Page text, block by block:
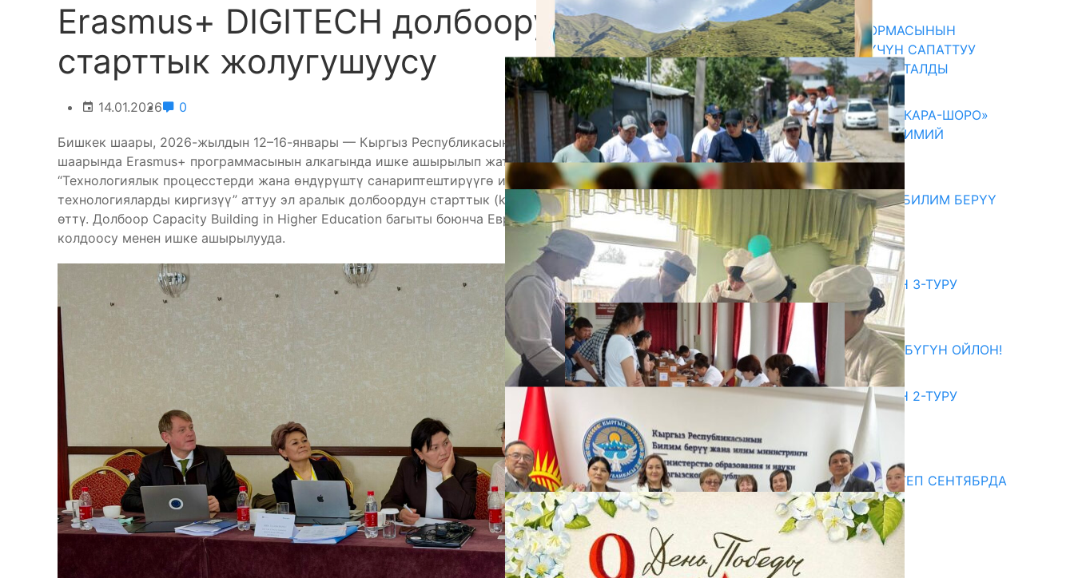
Erasmus+ DIGITECH долбоорунун
старттык жолугушуусу
14.01.2026 0
Бишкек шаары, 2026-жылдын 12–16-январы — Кыргыз Республикасынын борбору Бишкек
шаарында Erasmus+ программасынын алкагында ишке ашырылып жаткан DIGITECH –
“Технологиялык процесстерди жана өндүрүштү санариптештирүүгө инновациялык
технологияларды киргизүү” аттуу эл аралык долбоордун старттык (kick-off) жолугушуусу болуп
өттү. Долбоор Capacity Building in Higher Education багыты боюнча Европа Биримдигинин
колдоосу менен ишке ашырылууда.
Акыркы жаңылыктар
«НУРКИДС» ЭКОПЛАТФОРМАСЫНЫН
ТААНЫТЫМЫ: БАЛДАР ҮЧҮН САПАТТУУ
КЫРГЫЗЧА КОНТЕНТ СУНУШТАЛДЫ
06.08.2026
ОШМУНУН ОКУТУУЧУЛАРЫ «КАРА-ШОРО»
ЖАРАТЫЛЫШ ПАРКЫНДА ИЛИМИЙ
ЭКСПЕДИЦИЯ ӨТКӨРҮШТҮ
06.08.2026
МЭР АЙБЕК ДЖУНУШАЛИЕВ БИЛИМ БЕРҮҮ
МЕКЕМЕЛЕРИН КЫДЫРДЫ
06.08.2026
Абитуриент
ЖОЖДОРГО КАБЫЛ АЛУУНУН 3-ТУРУ
БАШТАЛДЫ
27.07.2026
ӨЗҮҢДҮН КЕЛЕЧЕГИҢ ҮЧҮН БҮГҮН ОЙЛОН!
20.07.2026
ЖОЖДОРГО КАБЫЛ АЛУУНУН 2-ТУРУ
20.07.2026
Медиа
СУЗАКТА 750 ОРУНДУУ МЕКТЕП СЕНТЯБРДА
ПАЙДАЛАНУУГА БЕРИЛЕТ
07.08.2025
Улуу Жеңиштин жандуу сөзү
29.04.2025